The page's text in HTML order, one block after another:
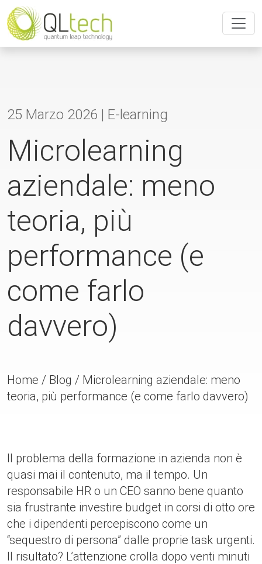
25 Marzo 2026 | E-learning
Microlearning
aziendale: meno
teoria, più
performance (e
come farlo
davvero)
Home / Blog / Microlearning aziendale: meno
teoria, più performance (e come farlo davvero)
Il problema della formazione in azienda non è
quasi mai il contenuto, ma il tempo. Un
responsabile HR o un CEO sanno bene quanto
sia frustrante investire budget in corsi di otto ore
che i dipendenti percepiscono come un
“sequestro di persona” dalle proprie task urgenti.
Il risultato? L’attenzione crolla dopo venti minuti